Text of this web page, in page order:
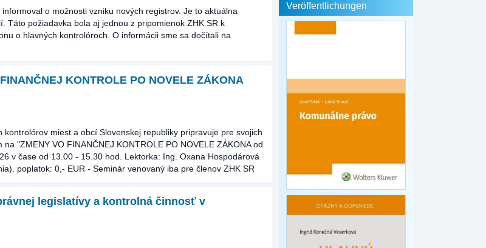
o možnosti vzniku nových registrov. Je to aktuálna
Táto požiadavka bola aj jednou z pripomienok ZHK SR k
o hlavných kontrolóroch. O informácii sme sa dočítali na
KONTROLE PO NOVELE ZÁKONA
kontrolórov miest a obcí Slovenskej republiky pripravuje pre svojich
"ZMENY VO FINANČNEJ KONTROLE PO NOVELE ZÁKONA od
v čase od 13.00 - 15.30 hod. Lektorka: Ing. Oxana Hospodárová
poplatok: 0,- EUR - Seminár venovaný iba pre členov ZHK SR
legislatívy a kontrolná činnosť v
Veröffentlichungen